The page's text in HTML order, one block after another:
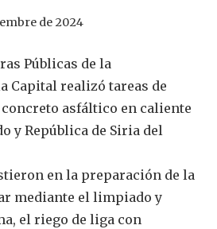
de 2024
Públicas de la
Capital realizó tareas de
asfáltico en caliente
y República de Siria del
en la preparación de la
mediante el limpiado y
el riego de liga con